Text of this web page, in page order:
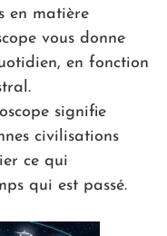
en matière
vous donne
en fonction
signifie
civilisations
ce qui
qui est passé.